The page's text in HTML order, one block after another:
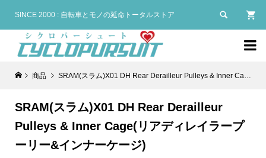
SINCE 2000 : 自転車とモノの延命トータルストア 

商品 SRAM(スラム)X01 DH Rear Derailleur Pulleys & Inner Cage(リアディレイラープーリー&インナーケージ)
SRAM(スラム)X01 DH Rear Derailleur
Pulleys & Inner Cage(リアディレイラープ
ーリー&インナーケージ)